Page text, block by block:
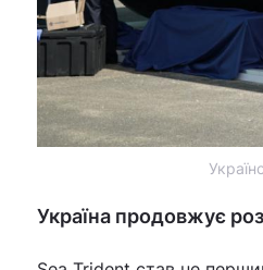
Україна продовжує